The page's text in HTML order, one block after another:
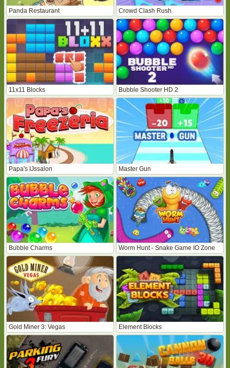
Panda Restaurant Crowd Clash Rush
11x11 Blocks Bubble Shooter HD 2
Papa's IJssalon Master Gun
Bubble Charms Worm Hunt - Snake Game IO Zone
Gold Miner 3: Vegas Element Blocks